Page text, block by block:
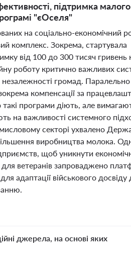
підтримка малого
"єОселя"
на соціально-економічний
комплекс. Зокрема, стартувала
від 100 до 300 тисяч гривень
роботу критично важливих
громад. Паралельно
компенсації за
такі програми діють, але
на важливості системного
секторі ухвалено
виробництва молока.
щоб уникнути
для ветеранів запроваджено
адаптації військового досвіду
джерела, на основі яких